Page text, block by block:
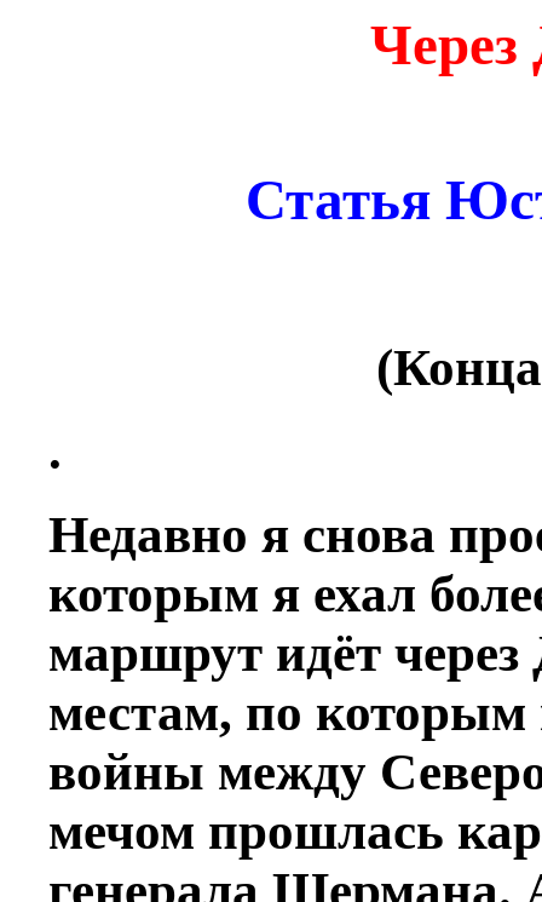
Статья
.
Недавно я снова
которым я ехал
маршрут идёт
местам, по которым
войны между
мечом прошлась
генерала Шермана.